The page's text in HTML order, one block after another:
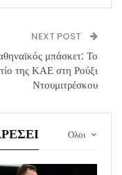
NEXT POST
μπάσκετ: Το
της ΚΑΕ στη Ρούξι
Ντουμιτρέσκου
Ολοι